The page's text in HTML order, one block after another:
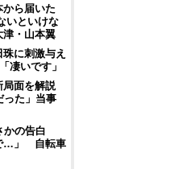
から届いた
いといけな
・山本翼
に刺激与え
いです」
局面を解説
た」当事
かの告白
…」 自転車